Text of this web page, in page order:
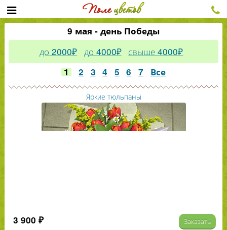
9 мая - день Победы
до 2000₽ до 4000₽ свыше 4000₽
1 2 3 4 5 6 7 Все
Яркие тюльпаны
3 900 ₽ Заказать